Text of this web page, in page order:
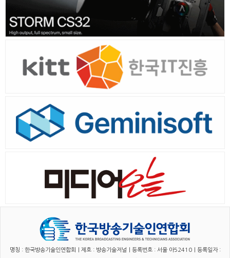
명칭 : 한국방송기술인연합회｜제호 : 방송기술저널｜등록번호 : 서울 아52410｜등록일자 :